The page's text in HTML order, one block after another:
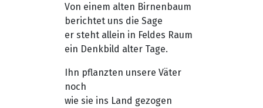
Von einem alten Birnenbaum
berichtet uns die Sage
er steht allein in Feldes Raum
ein Denkbild alter Tage.
Ihn pflanzten unsere Väter
noch
wie sie ins Land gezogen